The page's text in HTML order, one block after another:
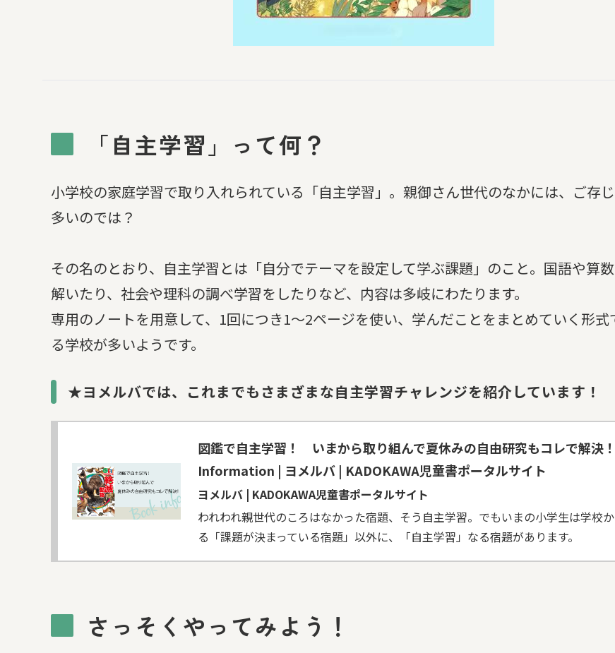
「自主学習」って何？
小学校の家庭学習で取り入れられている「自主学習」。親御さん世代のなかには、ご存
多いのでは？
その名のとおり、自主学習とは「自分でテーマを設定して学ぶ課題」のこと。国語や算
解いたり、社会や理科の調べ学習をしたりなど、内容は多岐にわたります。
専用のノートを用意して、1回につき1～2ページを使い、学んだことをまとめていく形式
る学校が多いようです。
★ヨメルバでは、これまでもさまざまな自主学習チャレンジを紹介しています！
図鑑で自主学習！ いまから取り組んで夏休みの自由研究もコレで解決
Information | ヨメルバ | KADOKAWA児童書ポータルサイト
ヨメルバ | KADOKAWA児童書ポータルサイト
われわれ親世代のころはなかった宿題、そう自主学習。でもいまの小学生は学校
る「課題が決まっている宿題」以外に、「自主学習」なる宿題があります。
さっそくやってみよう！